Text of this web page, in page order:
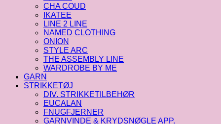
CHA COUD
IKATEE
LINE 2 LINE
NAMED CLOTHING
ONION
STYLE ARC
THE ASSEMBLY LINE
WARDROBE BY ME
GARN
STRIKKETØJ
DIV. STRIKKETILBEHØR
EUCALAN
FNUGFJERNER
GARNVINDE & KRYDSNØGLE APP.